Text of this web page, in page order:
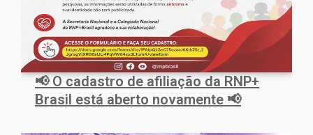
📢 O cadastro de afiliação da RNP+
Brasil está aberto novamente 📢